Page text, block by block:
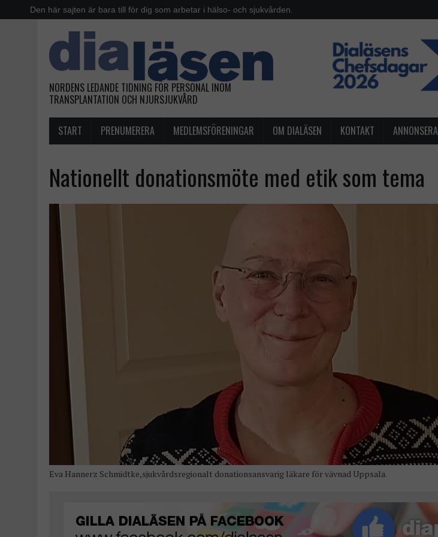
Den här sajten är bara till för dig som arbetar i hälso- och sjukvården.
NORDENS LEDANDE TIDNING FÖR PERSONAL INOM
TRANSPLANTATION OCH NJURSJUKVÅRD
START PRENUMERERA MEDLEMSFÖRENINGAR OM DIALÄSEN KONTAKT ANNONSERA
Nationellt donationsmöte med etik som tema
Eva Hannerz Schmidtke,sjukvårdsregionalt donationsansvarig läkare för vävnad Uppsala.